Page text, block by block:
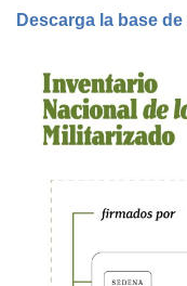
Descarga la base